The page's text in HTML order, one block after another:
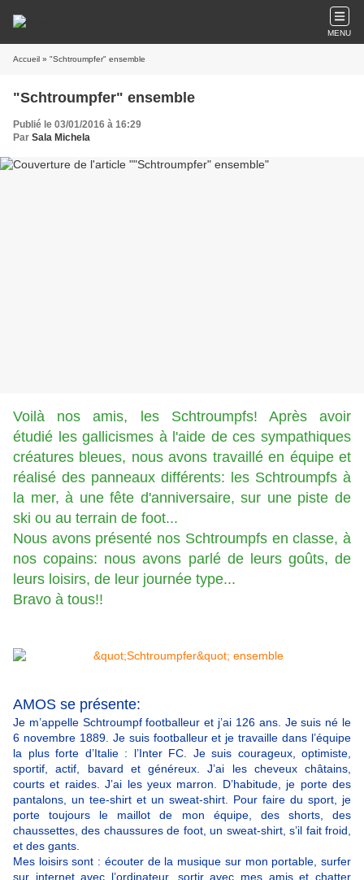
MENU
Accueil » "Schtroumpfer" ensemble
"Schtroumpfer" ensemble
Publié le 03/01/2016 à 16:29
Par Sala Michela
Voilà nos amis, les Schtroumpfs! Après avoir
étudié les gallicismes à l'aide de ces sympathiques
créatures bleues, nous avons travaillé en équipe et
réalisé des panneaux différents: les Schtroumpfs à
la mer, à une fête d'anniversaire, sur une piste de
ski ou au terrain de foot...
Nous avons présenté nos Schtroumpfs en classe, à
nos copains: nous avons parlé de leurs goûts, de
leurs loisirs, de leur journée type...
Bravo à tous!!
AMOS se présente:
Je m’appelle Schtroumpf footballeur et j’ai 126 ans. Je suis né le
6 novembre 1889. Je suis footballeur et je travaille dans l’équipe
la plus forte d’Italie : l’Inter FC. Je suis courageux, optimiste,
sportif, actif, bavard et généreux. J’ai les cheveux châtains,
courts et raides. J’ai les yeux marron. D’habitude, je porte des
pantalons, un tee-shirt et un sweat-shirt. Pour faire du sport, je
porte toujours le maillot de mon équipe, des shorts, des
chaussettes, des chaussures de foot, un sweat-shirt, s’il fait froid,
et des gants.
Mes loisirs sont : écouter de la musique sur mon portable, surfer
sur internet avec l’ordinateur, sortir avec mes amis et chatter